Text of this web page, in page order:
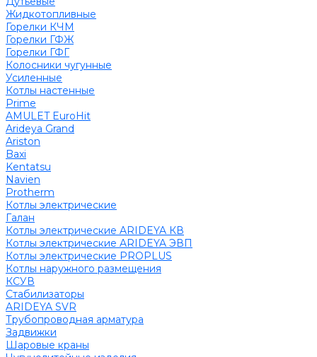
Жидкотопливные
Горелки КЧМ
Горелки ГФЖ
Горелки ГФГ
Колосники чугунные
Усиленные
Котлы настенные
Prime
AMULET EuroHit
Arideya Grand
Ariston
Baxi
Kentatsu
Navien
Protherm
Котлы электрические
Галан
Котлы электрические ARIDEYA КВ
Котлы электрические ARIDEYA ЭВП
Котлы электрические PROPLUS
Котлы наружного размещения
КСУВ
Стабилизаторы
ARIDEYA SVR
Трубопроводная арматура
Задвижки
Шаровые краны